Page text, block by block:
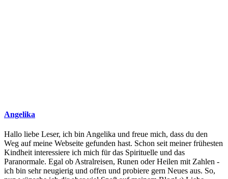
Angelika
Hallo liebe Leser, ich bin Angelika und freue mich, dass du den
Weg auf meine Webseite gefunden hast. Schon seit meiner frühesten
Kindheit interessiere ich mich für das Spirituelle und das
Paranormale. Egal ob Astralreisen, Runen oder Heilen mit Zahlen -
ich bin sehr neugierig und offen und probiere gern Neues aus. So,